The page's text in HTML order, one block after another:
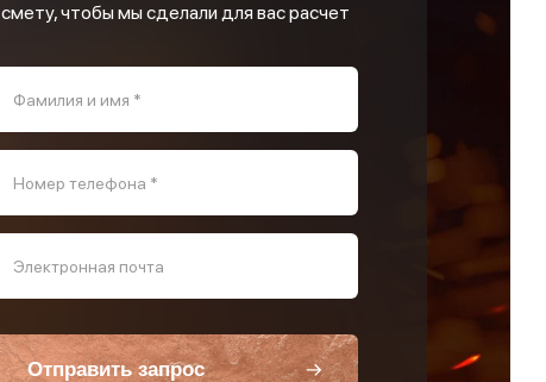
смету, чтобы мы сделали для вас расчет
Фамилия и имя *
Номер телефона *
Электронная почта
Отправить запрос